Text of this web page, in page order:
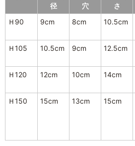
径
穴
さ
Ｈ90
9cm 8cm 10.5cm
Ｈ105
10.5cm 9cm 12.5cm
Ｈ120
12cm 10cm 14cm
Ｈ150
15cm 13cm 15cm